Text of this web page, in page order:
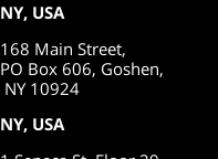
NY, USA
168 Main Street,
PO Box 606, Goshen,
NY 10924
NY, USA